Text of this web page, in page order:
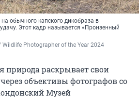
обычного капского дикобраза в
Этот кадр называется «Пронзенный
Wildlife Photographer of the Year 2024
природа раскрывает свои
объективы фотографов со
Музей